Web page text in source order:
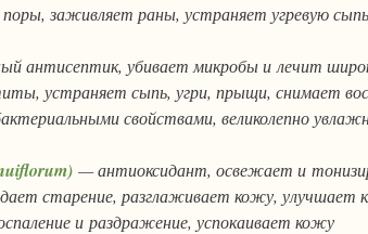
заживляет раны, устраняет угревую сыпь
антисептик, убивает микробы и лечит
устраняет сыпь, угри, прыщи, снимает
свойствами, великолепно
— антиоксидант, освежает и
старение, разглаживает кожу, улучшает
и раздражение, успокаивает кожу